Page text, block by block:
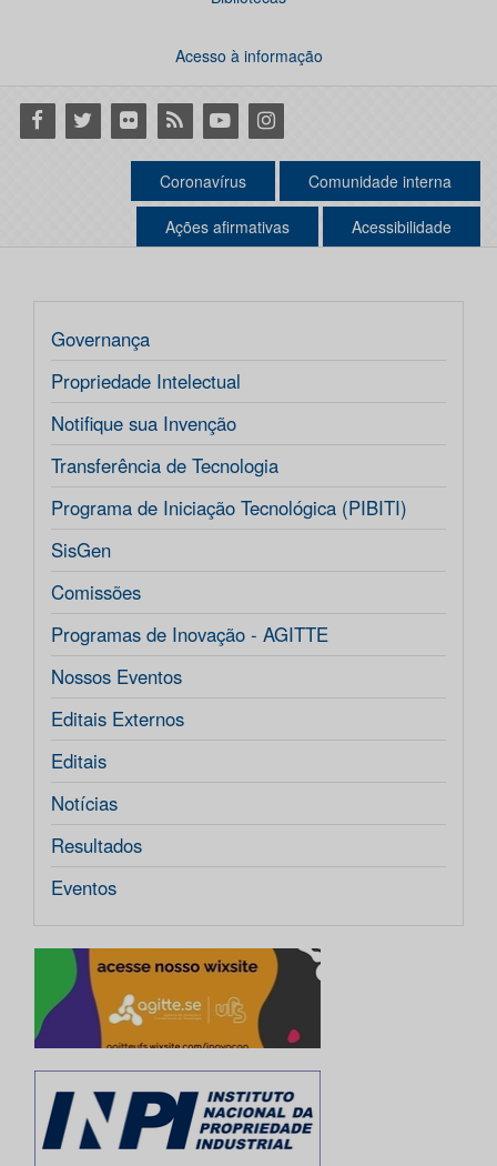
Acesso à informação
Facebook
Twitter Flickr RSS YoutubeInstagram
Coronavírus Comunidade interna
Ações afirmativas Acessibilidade
Governança
Propriedade Intelectual
Notifique sua Invenção
Transferência de Tecnologia
Programa de Iniciação Tecnológica (PIBITI)
SisGen
Comissões
Programas de Inovação - AGITTE
Nossos Eventos
Editais Externos
Editais
Notícias
Resultados
Eventos